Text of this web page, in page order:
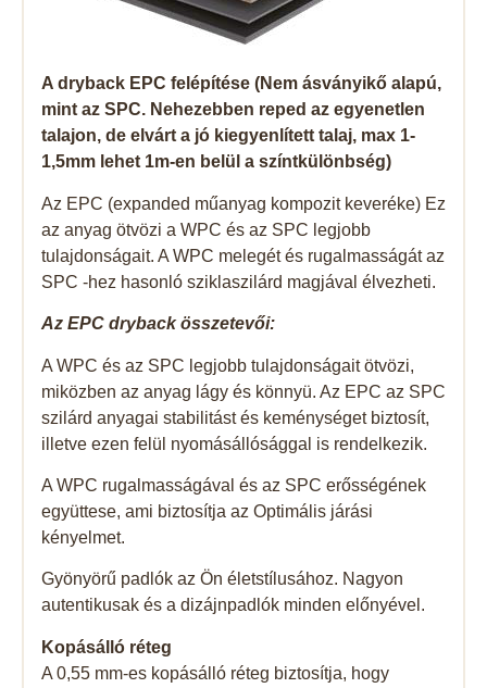
A dryback EPC felépítése (Nem ásványikő alapú,
mint az SPC. Nehezebben reped az egyenetlen
talajon, de elvárt a jó kiegyenlített talaj, max 1-
1,5mm lehet 1m-en belül a színtkülönbség)
Az EPC (expanded műanyag kompozit keveréke) Ez
az anyag ötvözi a WPC és az SPC legjobb
tulajdonságait. A WPC melegét és rugalmasságát az
SPC -hez hasonló sziklaszilárd magjával élvezheti.
Az EPC dryback összetevői:
A WPC és az SPC legjobb tulajdonságait ötvözi,
miközben az anyag lágy és könnyü. Az EPC az SPC
szilárd anyagai stabilitást és keménységet biztosít,
illetve ezen felül nyomásállósággal is rendelkezik.
A WPC rugalmasságával és az SPC erősségének
együttese, ami biztosítja az Optimális járási
kényelmet.
Gyönyörű padlók az Ön életstílusához. Nagyon
autentikusak és a dizájnpadlók minden előnyével.
Kopásálló réteg
A 0,55 mm-es kopásálló réteg biztosítja, hogy